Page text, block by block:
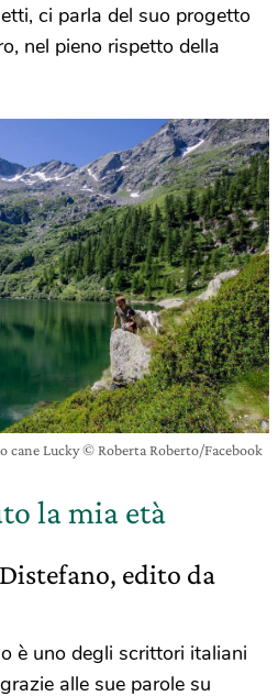
ci parla del suo progetto
nel pieno rispetto della
cane Lucky © Roberta Roberto/Facebook
la mia età
edito da
è uno degli scrittori italiani
alle sue parole su